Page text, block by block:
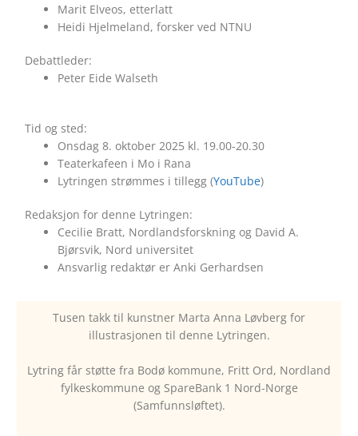
Marit Elveos, etterlatt
Heidi Hjelmeland, forsker ved NTNU
Debattleder:
Peter Eide Walseth
Tid og sted:
Onsdag 8. oktober 2025 kl. 19.00-20.30
Teaterkafeen i Mo i Rana
Lytringen strømmes i tillegg (YouTube)
Redaksjon for denne Lytringen:
Cecilie Bratt, Nordlandsforskning og David A.
Bjørsvik, Nord universitet
Ansvarlig redaktør er Anki Gerhardsen
Tusen takk til kunstner Marta Anna Løvberg for
illustrasjonen til denne Lytringen.
Lytring får støtte fra Bodø kommune, Fritt Ord, Nordland
fylkeskommune og SpareBank 1 Nord-Norge
(Samfunnsløftet).